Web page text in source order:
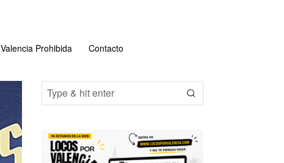
Valencia Prohibida Contacto